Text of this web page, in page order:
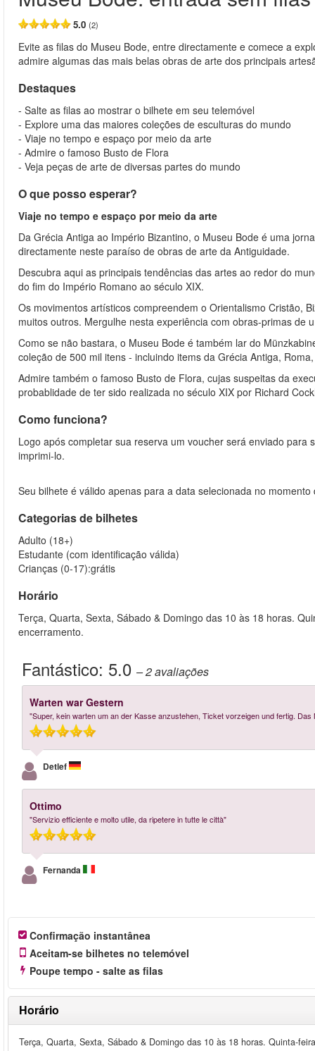
5.0 (2)
Evite as filas do Museu Bode, entre directamente e comece a
admire algumas das mais belas obras de arte dos principais
Destaques
- Salte as filas ao mostrar o bilhete em seu telemóvel
- Explore uma das maiores coleções de esculturas do mundo
- Viaje no tempo e espaço por meio da arte
- Admire o famoso Busto de Flora
- Veja peças de arte de diversas partes do mundo
O que posso esperar?
Viaje no tempo e espaço por meio da arte
Da Grécia Antiga ao Império Bizantino, o Museu Bode é uma
directamente neste paraíso de obras de arte da Antiguidade.
Descubra aqui as principais tendências das artes ao redor do
do fim do Império Romano ao século XIX.
Os movimentos artísticos compreendem o Orientalismo Cristão,
muitos outros. Mergulhe nesta experiência com obras-primas de
Como se não bastara, o Museu Bode é também lar do
coleção de 500 mil itens - incluindo items da Grécia Antiga,
Admire também o famoso Busto de Flora, cujas suspeitas da
probablidade de ter sido realizada no século XIX por Richard
Como funciona?
Logo após completar sua reserva um voucher será enviado
imprimi-lo.
Seu bilhete é válido apenas para a data selecionada no momento
Categorias de bilhetes
Adulto (18+)
Estudante (com identificação válida)
Crianças (0-17):grátis
Horário
Terça, Quarta, Sexta, Sábado & Domingo das 10 às 18 horas.
encerramento.
Fantástico: 5.0 – 2avaliações
Warten war Gestern
"Super, kein warten um an der Kasse anzustehen, Ticket vorzeigen und fertig. Das
Detlef
Ottimo
"Servizio efficiente e molto utile, da ripetere in tutte le città"
Fernanda
Confirmação instantânea
Aceitam-se bilhetes no telemóvel
Poupe tempo - salte as filas
Horário
Terça, Quarta, Sexta, Sábado & Domingo das 10 às 18 horas. Quinta-